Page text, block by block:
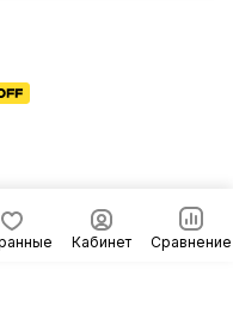
Кабинет Сравнение